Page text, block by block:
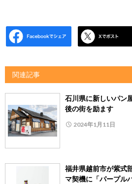
関連記事
石川県に新しいパン
後の街を励ます
2024年1月11日
福井県越前市が紫式
マ契機に「パープル